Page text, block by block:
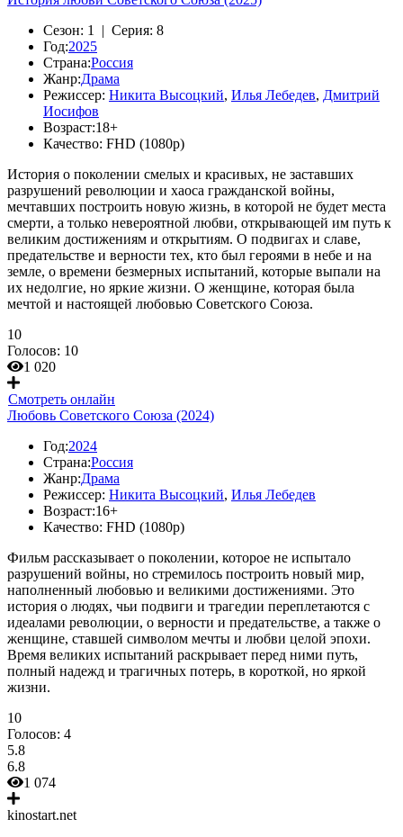
Сезон: 1 | Серия: 8
Год:2025
Страна:Россия
Жанр:Драма
Режиссер: Никита Высоцкий, Илья Лебедев, Дмитрий
Иосифов
Возраст:18+
Качество: FHD (1080p)
История о поколении смелых и красивых, не заставших
разрушений революции и хаоса гражданской войны,
мечтавших построить новую жизнь, в которой не будет места
смерти, а только невероятной любви, открывающей им путь к
великим достижениям и открытиям. О подвигах и славе,
предательстве и верности тех, кто был героями в небе и на
земле, о времени безмерных испытаний, которые выпали на
их недолгие, но яркие жизни. О женщине, которая была
мечтой и настоящей любовью Советского Союза.
10
Голосов: 10
1 020
Смотреть онлайн
Любовь Советского Союза (2024)
Год:2024
Страна:Россия
Жанр:Драма
Режиссер: Никита Высоцкий, Илья Лебедев
Возраст:16+
Качество: FHD (1080p)
Фильм рассказывает о поколении, которое не испытало
разрушений войны, но стремилось построить новый мир,
наполненный любовью и великими достижениями. Это
история о людях, чьи подвиги и трагедии переплетаются с
идеалами революции, о верности и предательстве, а также о
женщине, ставшей символом мечты и любви целой эпохи.
Время великих испытаний раскрывает перед ними путь,
полный надежд и трагичных потерь, в короткой, но яркой
жизни.
10
Голосов: 4
5.8
6.8
1 074
kinostart.net